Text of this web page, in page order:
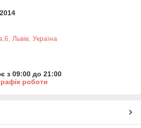
Львів, Україна
з 09:00 до 21:00
роботи